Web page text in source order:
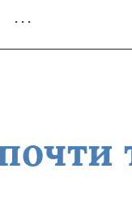
. . .